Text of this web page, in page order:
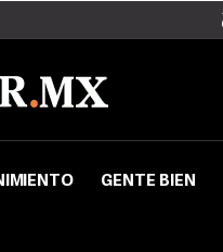
GENTE BIEN